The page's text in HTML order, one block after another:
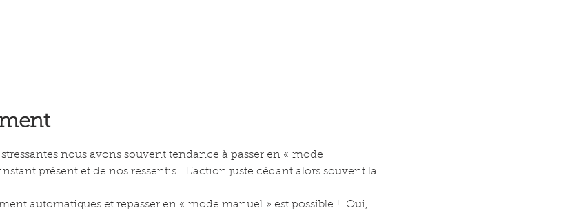
nous avons souvent tendance à passer en « mode
présent et de nos ressentis.  L’action juste cédant alors souvent la
automatiques et repasser en « mode manuel » est possible !  Oui,